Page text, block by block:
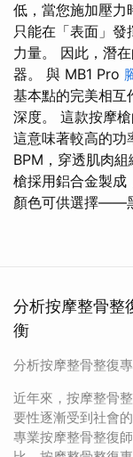
低，當您施加壓力
只能在「表面」
力量。 因此，潛
器。 與 MB1 Pro
基本點的完美相互
深度。 這款按摩
這意味著較高的
BPM，穿透肌肉
槍採用鋁合金製成
顏色可供選擇——
分析按摩整骨整
衡
分析按摩整骨整復
近年來，按摩整骨
要性逐漸受到社會
專業按摩整骨整復